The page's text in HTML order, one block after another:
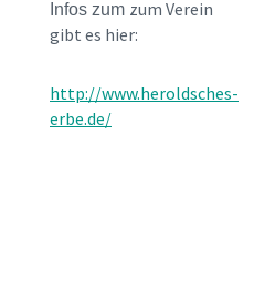
Infos zum zum Verein
gibt es hier:
http://www.heroldsches-
erbe.de/